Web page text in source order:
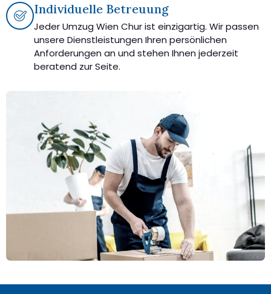
Individuelle Betreuung
Jeder Umzug Wien Chur ist einzigartig. Wir passen
unsere Dienstleistungen Ihren persönlichen
Anforderungen an und stehen Ihnen jederzeit
beratend zur Seite.